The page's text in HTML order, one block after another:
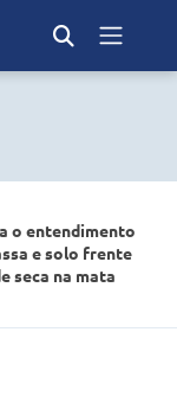
o entendimento
e solo frente
seca na mata